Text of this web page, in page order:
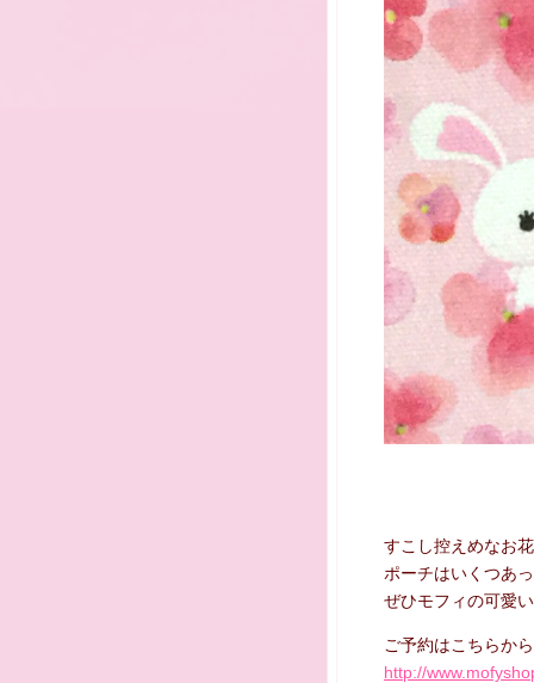
すこし控えめなお
ポーチはいくつあ
ぜひモフィの可愛
ご予約はこちらか
http://